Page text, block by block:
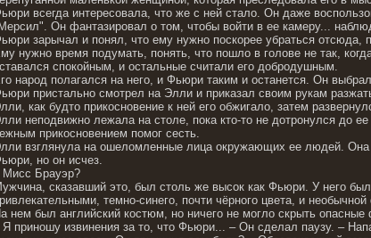
всегда интересовала, что же с ней стало. Он даже
Он фантазировал о том, чтобы войти в ее камеру...
зарычал и понял, что ему нужно поскорее убраться отсюда,
нужно время подумать, понять, что пошло в голове не так,
спокойным, и остальные считали его добродушным.
народ полагался на него, и Фьюри таким и останется. Он
пристально смотрел на Элли и приказал своим рукам
как будто прикосновение к ней его обжигало, затем
неподвижно лежала на столе, пока кто-то не дотронулся до
прикосновением помог сесть.
взглянула на ошеломленные лица окружающих ее людей. Она
но он исчез.
Мисс Брауэр?
сказавший это, был столь же высок как Фьюри. У него
темно-синего, почти чёрного цвета, и
нем был английский костюм, но ничего не могло скрыть
Я приношу извинения за то, что Фьюри... – Он сделал паузу. –